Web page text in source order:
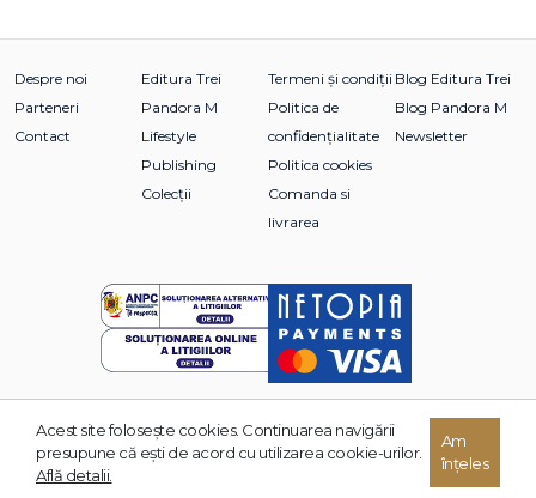
Despre noi
Parteneri
Contact
Editura Trei
Pandora M
Lifestyle
Publishing
Colecții
Termeni și condiții
Politica de
confidențialitate
Politica cookies
Comanda si
livrarea
Blog Editura Trei
Blog Pandora M
Newsletter
© 2026 Grupul Editorial TREI. Toate drepturile rezervate.
Acest site foloseşte cookies. Continuarea navigării
presupune că eşti de acord cu utilizarea cookie-urilor.
Află detalii.
Am
înțeles